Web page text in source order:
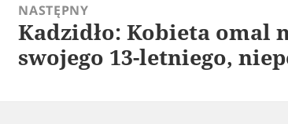
NASTĘPNY
Następny
wpis:
Kadzidło: Kobieta omal
swojego 13-letniego,